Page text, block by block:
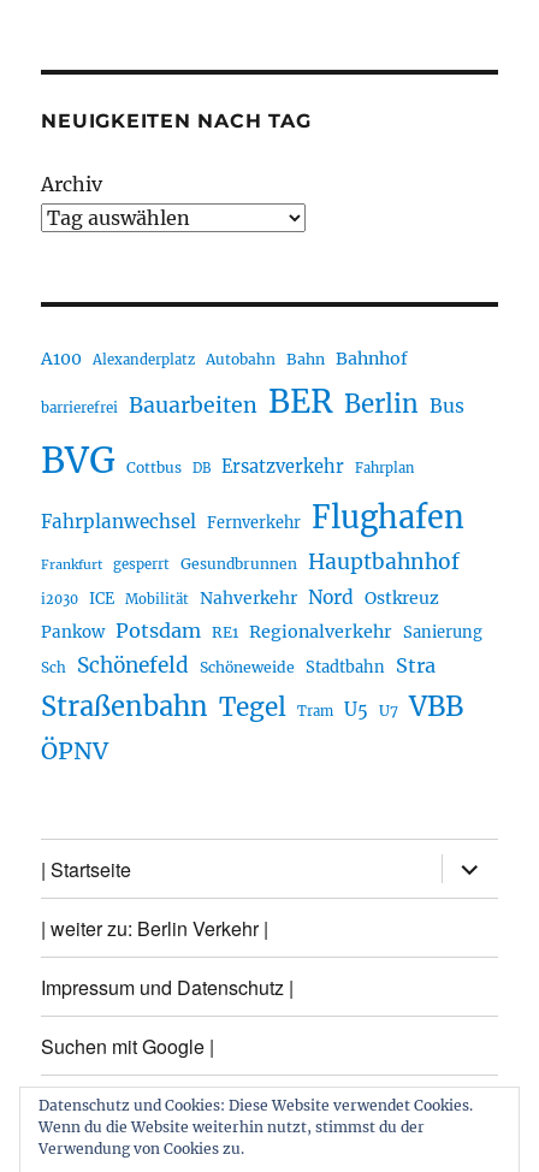
NEUIGKEITEN NACH TAG
Archiv
A100 Alexanderplatz Autobahn Bahn Bahnhof
barrierefrei Bauarbeiten BER Berlin Bus
BVG Cottbus DB Ersatzverkehr Fahrplan
Fahrplanwechsel Fernverkehr Flughafen
Frankfurt gesperrt Gesundbrunnen Hauptbahnhof
i2030 ICE Mobilität Nahverkehr Nord Ostkreuz
Pankow Potsdam RE1 Regionalverkehr Sanierung
Sch Schönefeld Schöneweide Stadtbahn Stra
Straßenbahn Tegel Tram U5 U7 VBB
ÖPNV
| Startseite
öffnen
| weiter zu: Berlin Verkehr |
Impressum und Datenschutz |
Suchen mit Google |
Themen
Datenschutz und Cookies: Diese Website verwendet Cookies.
Wenn du die Website weiterhin nutzt, stimmst du der
Verwendung von Cookies zu.